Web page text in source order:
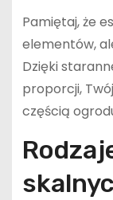
Pamiętaj, że
elementów,
Dzięki
proporcji,
częścią